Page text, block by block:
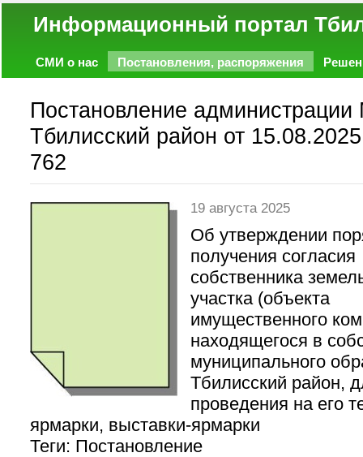
Информационный
СМИ о нас Постановления, распоряжения
Постановление
Тбилисский район от
762
19 августа 2025
Об утверждении
получения согласия
собственника
участка (объекта
имущественного
находящегося в
муниципального
Тбилисский район,
проведения на его
ярмарки, выставки-ярмарки
Теги: Постановление